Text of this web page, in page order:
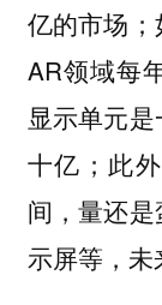
亿的市场
AR领域每
显示单元
十亿；此
间，量还
示屏等，未